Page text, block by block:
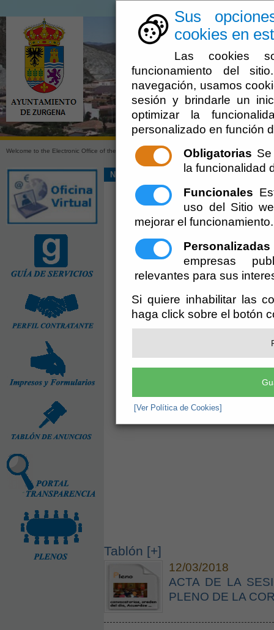
Sus
cookies en
Las cookies
funcionamiento del
navegación, usamos
sesión y brindarle un
optimizar la
personalizado en función
Obligatorias
la funcionalidad
Funcionales
uso del Sitio
mejorar el funcionamiento.
Personalizadas
empresas
relevantes para sus
Si quiere inhabilitar las
haga click sobre el botón
[Ver Política de Cookies]
Town
Welcome to the Electronic Office of the Municipality of Zurgena (Almería)
Noticias [+]
Tablón [+]
12/03/2018
ACTA DE LA
PLENO DE LA